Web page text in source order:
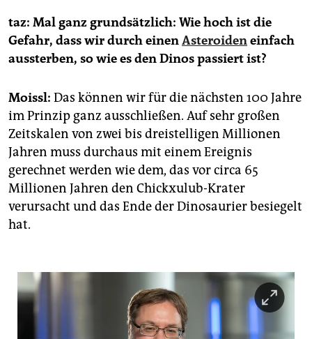
taz: Mal ganz grundsätzlich: Wie hoch ist die
Gefahr, dass wir durch einenAsteroideneinfach
aussterben, so wie es den Dinos passiert ist?
Moissl: Das können wir für die nächsten 100 Jahre
im Prinzip ganz ausschließen. Auf sehr großen
Zeitskalen von zwei bis dreistelligen Millionen
Jahren muss durchaus mit einem Ereignis
gerechnet werden wie dem, das vor circa 65
Millionen Jahren den Chickxulub-Krater
verursacht und das Ende der Dinosaurier besiegelt
hat.